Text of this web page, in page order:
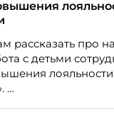
рассказать про
с детьми